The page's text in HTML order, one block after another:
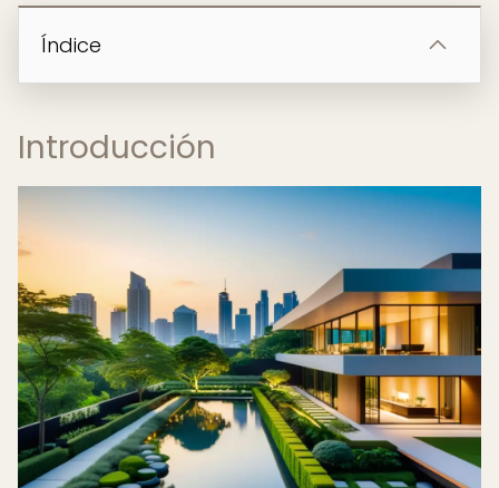
Índice
Introducción